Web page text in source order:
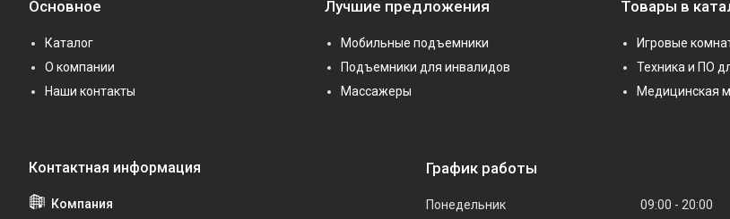
Основное
Каталог
О компании
Наши контакты
Лучшие предложения
Мобильные подъемники
Подъемники для инвалидов
Массажеры
Товары в
Игровые
Техника и ПО
Медицинская
График работы
Понедельник 09:00
20:00